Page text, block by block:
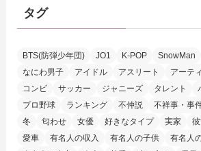
タグ
BTS(防弾少年団) JO1 K-POP SnowMan
なにわ男子
アイドル アスリート アーテ
コンビ
サッカー ジャニーズ タレント
プロ野球
ランキング 不仲説 不祥事・事
冬
匂わせ 女優 好きなタイプ 実家
愛車
有名人の収入 有名人の子供 有名人